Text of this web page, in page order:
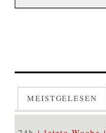
MEISTGELESEN